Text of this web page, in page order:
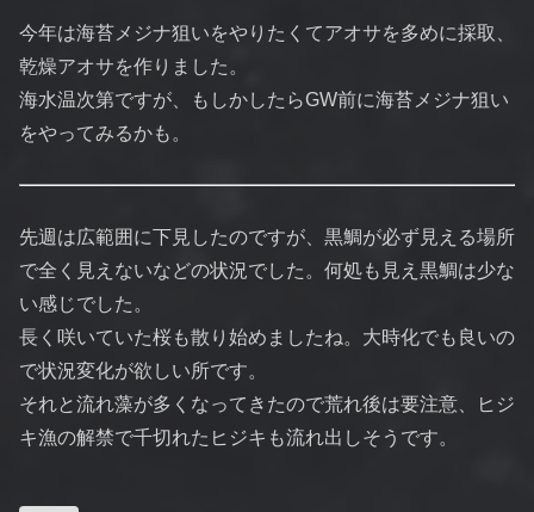
今年は海苔メジナ狙いをやりたくてアオサを多めに採取、
乾燥アオサを作りました。
海水温次第ですが、もしかしたらGW前に海苔メジナ狙い
をやってみるかも。
先週は広範囲に下見したのですが、黒鯛が必ず見える場所
で全く見えないなどの状況でした。何処も見え黒鯛は少な
い感じでした。
長く咲いていた桜も散り始めましたね。大時化でも良いの
で状況変化が欲しい所です。
それと流れ藻が多くなってきたので荒れ後は要注意、ヒジ
キ漁の解禁で千切れたヒジキも流れ出しそうです。